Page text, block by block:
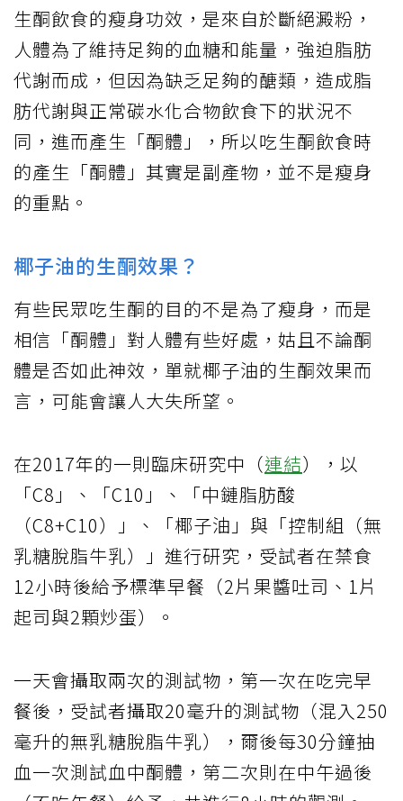
生酮飲食的瘦身功效，是來自於斷絕澱粉，
人體為了維持足夠的血糖和能量，強迫脂肪
代謝而成，但因為缺乏足夠的醣類，造成脂
肪代謝與正常碳水化合物飲食下的狀況不
同，進而產生「酮體」，所以吃生酮飲食時
的產生「酮體」其實是副產物，並不是瘦身
的重點。
椰子油的生酮效果？
有些民眾吃生酮的目的不是為了瘦身，而是
相信「酮體」對人體有些好處，姑且不論酮
體是否如此神效，單就椰子油的生酮效果而
言，可能會讓人大失所望。
在2017年的一則臨床研究中（連結），以
「C8」、「C10」、「中鏈脂肪酸
（C8+C10）」、「椰子油」與「控制組（無
乳糖脫脂牛乳）」進行研究，受試者在禁食
12小時後給予標準早餐（2片果醬吐司、1片
起司與2顆炒蛋）。
一天會攝取兩次的測試物，第一次在吃完早
餐後，受試者攝取20毫升的測試物（混入250
毫升的無乳糖脫脂牛乳），爾後每30分鐘抽
血一次測試血中酮體，第二次則在中午過後